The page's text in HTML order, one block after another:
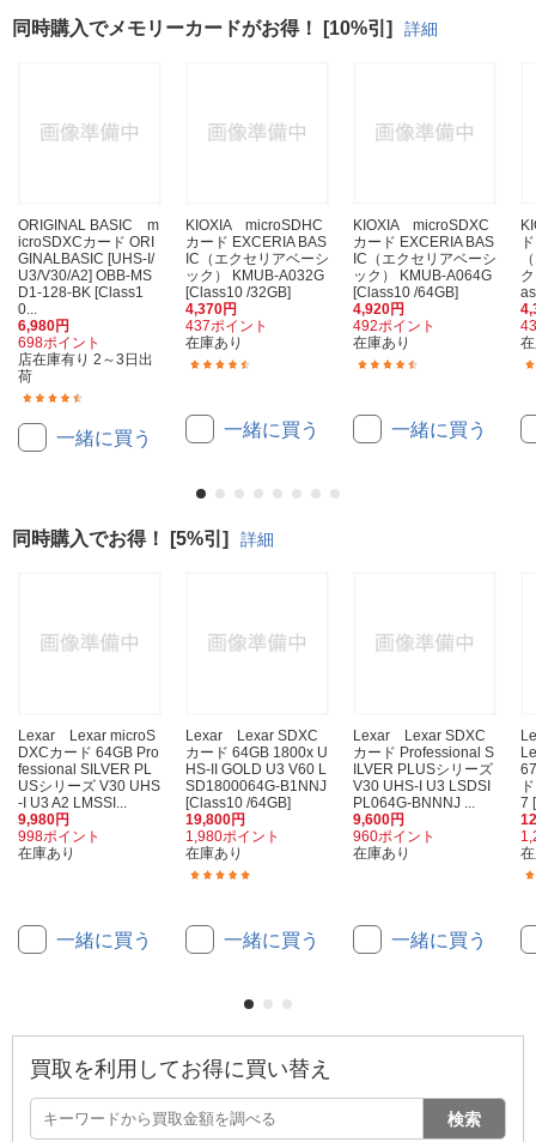
同時購入でメモリーカードがお得！ [10%引] 詳細
ORIGINAL BASIC m
icroSDXCカード ORI
GINALBASIC [UHS-I/
U3/V30/A2] OBB-MS
D1-128-BK [Class1
0...
6,980円
698ポイント
店在庫有り 2～3日出
荷
一緒に買う
KIOXIA microSDHC
カード EXCERIA BAS
IC（エクセリアベーシ
ック） KMUB-A032G
[Class10 /32GB]
4,370円
437ポイント
在庫あり
一緒に買う
KIOXIA microSDXC
カード EXCERIA BAS
IC（エクセリアベーシ
ック） KMUB-A064G
[Class10 /64GB]
4,920円
492ポイント
在庫あり
一緒に買う
同時購入でお得！ [5%引] 詳細
Lexar Lexar microS
DXCカード 64GB Pro
fessional SILVER PL
USシリーズ V30 UHS
-I U3 A2 LMSSI...
9,980円
998ポイント
在庫あり
一緒に買う
Lexar Lexar SDXC
カード 64GB 1800x U
HS-II GOLD U3 V60 L
SD1800064G-B1NNJ
[Class10 /64GB]
19,800円
1,980ポイント
在庫あり
一緒に買う
Lexar Lexar SDXC
カード Professional S
ILVER PLUSシリーズ
V30 UHS-I U3 LSDSI
PL064G-BNNNJ ...
9,600円
960ポイント
在庫あり
一緒に買う
7
買取を利用してお得に買い替え
検索